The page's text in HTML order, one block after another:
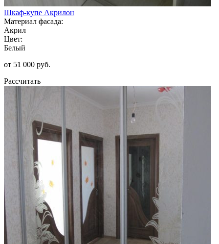
Шкаф-купе Акрилон
Материал фасада:
Акрил
Цвет:
Белый
от 51 000 руб.
Рассчитать